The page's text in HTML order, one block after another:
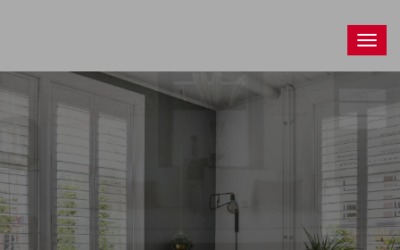
Raamdecoraties